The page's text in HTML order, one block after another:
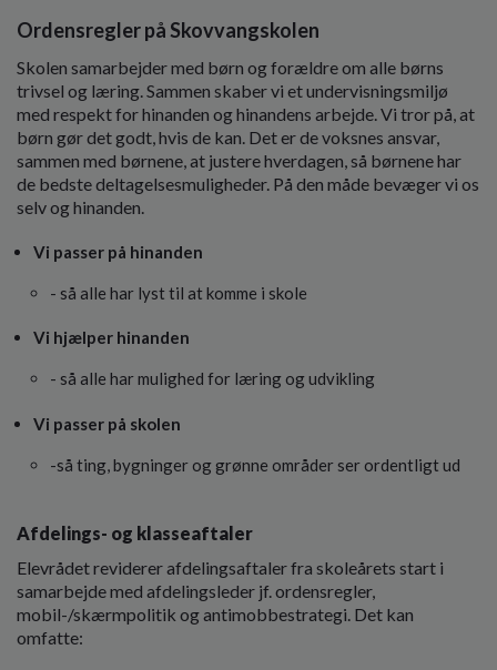
Ordensregler på Skovvangskolen
Skolen samarbejder med børn og forældre om alle børns
trivsel og læring. Sammen skaber vi et undervisningsmiljø
med respekt for hinanden og hinandens arbejde. Vi tror på, at
børn gør det godt, hvis de kan. Det er de voksnes ansvar,
sammen med børnene, at justere hverdagen, så børnene har
de bedste deltagelsesmuligheder. På den måde bevæger vi os
selv og hinanden.
Vi passer på hinanden
- så alle har lyst til at komme i skole
Vi hjælper hinanden
- så alle har mulighed for læring og udvikling
Vi passer på skolen
-så ting, bygninger og grønne områder ser ordentligt ud
Afdelings- og klasseaftaler
Elevrådet reviderer afdelingsaftaler fra skoleårets start i
samarbejde med afdelingsleder jf. ordensregler,
mobil-/skærmpolitik og antimobbestrategi. Det kan
omfatte: